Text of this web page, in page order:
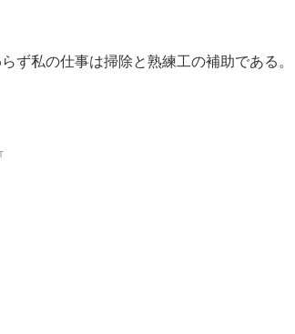
私の仕事は掃除と熟練工の補助である。